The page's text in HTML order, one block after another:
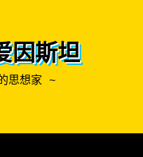
因斯坦
思想家 ~